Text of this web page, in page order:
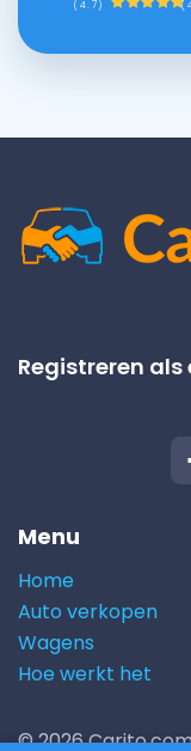
(4.7)
Registreren als
Menu
Home
Auto verkopen
Wagens
Hoe werkt het
© 2026